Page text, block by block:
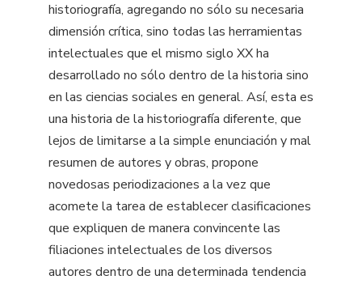
historiografía, agregando no sólo su necesaria
dimensión crítica, sino todas las herramientas
intelectuales que el mismo siglo XX ha
desarrollado no sólo dentro de la historia sino
en las ciencias sociales en general. Así, esta es
una historia de la historiografía diferente, que
lejos de limitarse a la simple enunciación y mal
resumen de autores y obras, propone
novedosas periodizaciones a la vez que
acomete la tarea de establecer clasificaciones
que expliquen de manera convincente las
filiaciones intelectuales de los diversos
autores dentro de una determinada tendencia